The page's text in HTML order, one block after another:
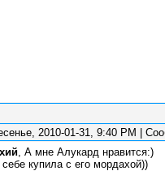
2010-01-31, 9:40 PM |
, А мне Алукард нравится:)
купила с его мордахой))